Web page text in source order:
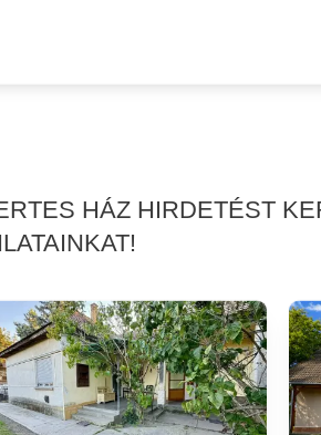
HÁZ HIRDETÉST